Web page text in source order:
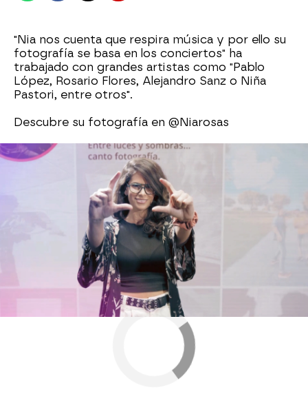
"Nia nos cuenta que respira música y por ello su
fotografía se basa en los conciertos" ha
trabajado con grandes artistas como "Pablo
López, Rosario Flores, Alejandro Sanz o Niña
Pastori, entre otros".
Descubre su fotografía en @Niarosas
Neox
» Programas » Top Photo » Concursantes